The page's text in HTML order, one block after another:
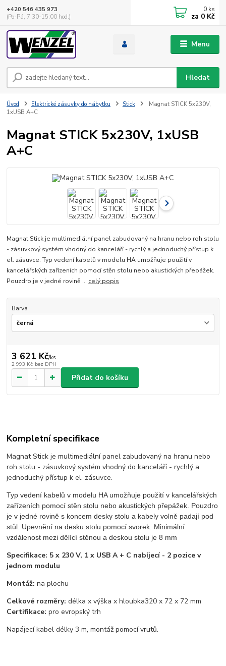
Menu
Hledat
+420 546 435 973
(Po-Pá, 7:30-15:00 hod.)
0 ks
za 0 Kč
Úvod Elektrické zásuvky do nábytku Stick
Magnat STICK 5x230V,
1xUSB A+C
Magnat STICK 5x230V, 1xUSB
A+C
Magnat Stick je multimediální panel zabudovaný na hranu nebo roh stolu
- zásuvkový systém vhodný do kanceláří - rychlý a jednoduchý přístup k
el. zásuvce. Typ vedení kabelů v modelu HA umožňuje použití v
kancelářských zařízeních pomocí stěn stolu nebo akustických přepážek.
Pouzdro je v jedné rovině ... celý popis
Barva
3 621 Kč/ks
2 993 Kč bez DPH
Přidat do košíku
Kompletní specifikace
Magnat Stick je multimediální panel zabudovaný na hranu nebo
roh stolu - zásuvkový systém vhodný do kanceláří - rychlý a
jednoduchý přístup k el. zásuvce.
Typ vedení kabelů v modelu HA umožňuje použití v kancelářských
zařízeních pomocí stěn stolu nebo akustických přepážek. Pouzdro
je v jedné rovině s koncem desky stolu a kabely volně padají pod
stůl. Upevnění na desku stolu pomocí svorek. Minimální
vzdálenost mezi dělící stěnou a deskou stolu je 8 mm
Specifikace: 5 x 230 V, 1 x USB A + C nabíjecí - 2 pozice v
jednom modulu
Montáž: na plochu
Celkové rozměry:délka x výška x hloubka320 x 72 x 72 mm
Certifikace: pro evropský trh
Napájecí kabel délky 3 m, montáž pomocí vrutů.